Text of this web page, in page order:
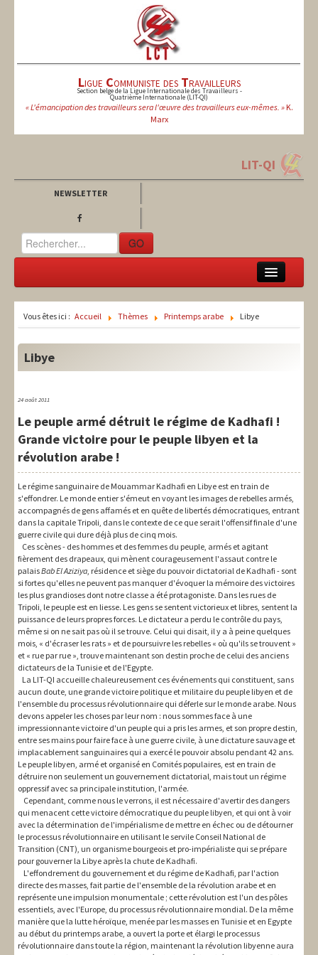
Ligue Communiste des Travailleurs
Section belge de la Ligue Internationale des Travailleurs -
Quatrième Internationale (LIT-QI)
« L'émancipation des travailleurs sera l'œuvre des travailleurs eux-mêmes. »K.
Marx
LIT-QI
NEWSLETTER
GO
International
Social
Thèmes
Vous êtes ici : Accueil Thèmes Printemps arabe Libye
Libye
24 août 2011
Le peuple armé détruit le régime de Kadhafi !
Grande victoire pour le peuple libyen et la
révolution arabe !
Le régime sanguinaire de Mouammar Kadhafi en Libye est en train de
s'effondrer. Le monde entier s'émeut en voyant les images de rebelles armés,
accompagnés de gens affamés et en quête de libertés démocratiques, entrant
dans la capitale Tripoli, dans le contexte de ce que serait l'offensif finale d'une
guerre civile qui dure déjà plus de cinq mois.
Ces scènes - des hommes et des femmes du peuple, armés et agitant
fièrement des drapeaux, qui mènent courageusement l'assaut contre le
palaisBab El Aziziya, résidence et siège du pouvoir dictatorial de Kadhafi - sont
si fortes qu'elles ne peuvent pas manquer d'évoquer la mémoire des victoires
les plus grandioses dont notre classe a été protagoniste. Dans les rues de
Tripoli, le peuple est en liesse. Les gens se sentent victorieux et libres, sentent la
puissance de leurs propres forces. Le dictateur a perdu le contrôle du pays,
même si on ne sait pas où il se trouve. Celui qui disait, il y a à peine quelques
mois, « d'écraser les rats » et de poursuivre les rebelles « où qu'ils se trouvent »
et « rue par rue », trouve maintenant son destin proche de celui des anciens
dictateurs de la Tunisie et de l'Egypte.
La LIT-QI accueille chaleureusement ces événements qui constituent, sans
aucun doute, une grande victoire politique et militaire du peuple libyen et de
l'ensemble du processus révolutionnaire qui déferle sur le monde arabe. Nous
devons appeler les choses par leur nom : nous sommes face à une
impressionnante victoire d'un peuple qui a pris les armes, et son propre destin,
entre ses mains pour faire face à une guerre civile, à une dictature sauvage et
implacablement sanguinaires qui a exercé le pouvoir absolu pendant 42 ans.
Le peuple libyen, armé et organisé en Comités populaires, est en train de
détruire non seulement un gouvernement dictatorial, mais tout un régime
oppressif avec sa principale institution, l'armée.
Cependant, comme nous le verrons, il est nécessaire d'avertir des dangers
qui menacent cette victoire démocratique du peuple libyen, et qui ont à voir
avec la détermination de l'impérialisme de mettre en échec ou de détourner
le processus révolutionnaire en utilisant le servile Conseil National de
Transition (CNT), un organisme bourgeois et pro-impérialiste qui se prépare
pour gouverner la Libye après la chute de Kadhafi.
L'effondrement du gouvernement et du régime de Kadhafi, par l'action
directe des masses, fait partie de l'ensemble de la révolution arabe et en
représente une impulsion monumentale ; cette révolution est l'un des pôles
essentiels, avec l'Europe, du processus révolutionnaire mondial. De la même
manière que la lutte héroïque, menée par les masses en Tunisie et en Egypte
au début du printemps arabe, a ouvert la porte et élargi le processus
révolutionnaire dans toute la région, maintenant la révolution libyenne aura